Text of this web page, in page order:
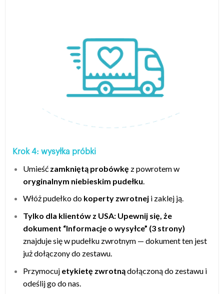
Krok 4: wysyłka próbki
Umieść zamkniętą probówkę z powrotem w
oryginalnym niebieskim pudełku
Włóż pudełko do koperty zwrotneji zaklej ją.
Tylko dla klientów z USA: Upewnij się, że
dokument “Informacje o wysyłce” (3 strony)
znajduje się w pudełku zwrotnym — dokument ten jest
już dołączony do zestawu.
Przymocuj etykietę zwrotnądołączoną do zestawu i
odeślij go do nas.